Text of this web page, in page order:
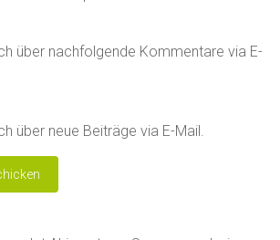
über nachfolgende Kommentare via E-
über neue Beiträge via E-Mail.